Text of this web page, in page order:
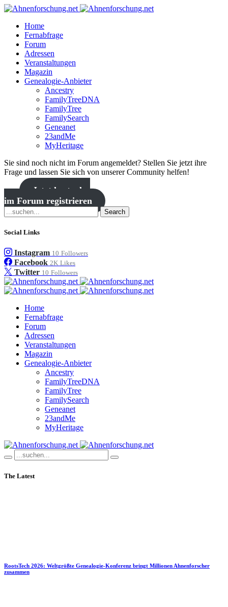
Home
Fernabfrage
Forum
Adressen
Veranstaltungen
Magazin
Genealogie-Anbieter
Ancestry
FamilyTreeDNA
FamilyTree
FamilySearch
Geneanet
23andMe
MyHeritage
Sie sind noch nicht im Forum angemeldet? Stellen Sie jetzt ihre
Frage und lassen Sie sich von unserer Community helfen!
Jetzt kostenlos
im Forum registrieren
Search
Social Links
Instagram 10 Followers
Facebook 2K Likes
Twitter 10 Followers
Home
Fernabfrage
Forum
Adressen
Veranstaltungen
Magazin
Genealogie-Anbieter
Ancestry
FamilyTreeDNA
FamilyTree
FamilySearch
Geneanet
23andMe
MyHeritage
The Latest
RootsTech 2026: Weltgrößte Genealogie-Konferenz bringt Millionen Ahnenforscher
zusammen